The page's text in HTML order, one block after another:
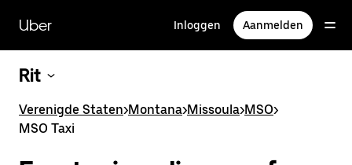
naar
hoofdinhoud
Uber Inloggen Aanmelden
Rit
Verenigde Staten>Montana>Missoula>MSO>
MSO Taxi